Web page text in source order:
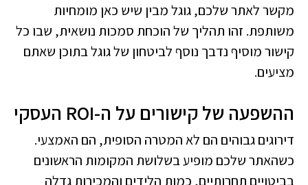
מקשר לאתר שלכם, גוגל מבין שיש כאן מומחיות
משותפת. זהו תהליך של הוכחת סמכות נושאית, שבו כל
קישור מוסיף נדבך נוסף לביטחון של גוגל בתוכן שאתם
מציעים.
ההשפעה של קישורים על ה-ROI העסקי
דירוגים גבוהים הם לא המטרה הסופית, הם האמצעי.
כשהאתר שלכם מופיע בשלושת המקומות הראשונים
בביטויים תחרותיים, כמות הלידים והמכירות גדלה